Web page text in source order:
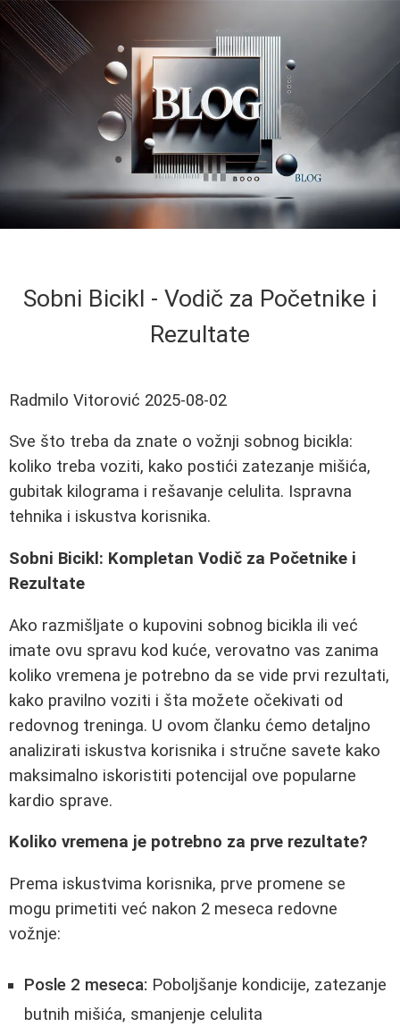
Sobni Bicikl - Vodič za Početnike i
Rezultate
Radmilo Vitorović 2025-08-02
Sve što treba da znate o vožnji sobnog bicikla:
koliko treba voziti, kako postići zatezanje mišića,
gubitak kilograma i rešavanje celulita. Ispravna
tehnika i iskustva korisnika.
Sobni Bicikl: Kompletan Vodič za Početnike i
Rezultate
Ako razmišljate o kupovini sobnog bicikla ili već
imate ovu spravu kod kuće, verovatno vas zanima
koliko vremena je potrebno da se vide prvi rezultati,
kako pravilno voziti i šta možete očekivati od
redovnog treninga. U ovom članku ćemo detaljno
analizirati iskustva korisnika i stručne savete kako
maksimalno iskoristiti potencijal ove popularne
kardio sprave.
Koliko vremena je potrebno za prve rezultate?
Prema iskustvima korisnika, prve promene se
mogu primetiti već nakon 2 meseca redovne
vožnje:
Posle 2 meseca: Poboljšanje kondicije, zatezanje
butnih mišića, smanjenje celulita